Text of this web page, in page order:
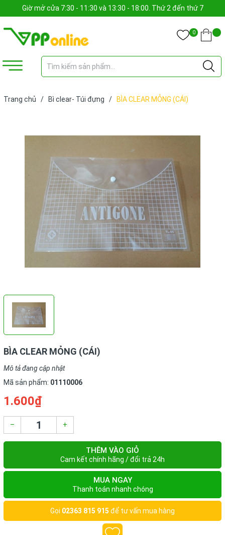
Giờ mở cửa 7:30 - 11:30 và 13:30 - 18:00. Thứ 2 đến thứ 7
0
Trang chủ / Bì clear- Túi đựng / BÌA CLEAR MỎNG (CÁI)
BÌA CLEAR MỎNG (CÁI)
Mô tả đang cập nhật
Mã sản phẩm: 01110006
1.600₫
– +
THÊM VÀO GIỎ
Cam kết chính hãng / đổi trả 24h
MUA NGAY
Thanh toán nhanh chóng
Gọi 02363 815 915 để tư vấn mua hàng